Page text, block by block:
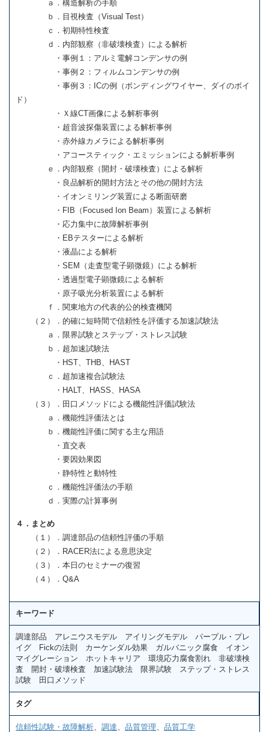
ａ．構造解析の手順
ｂ．目視検査（Visual Test）
ｃ．初期特性検査
ｄ．内部観察（非破壊検査）による解析
・事例１：アルミ電解コンデンサの例
・事例２：フィルムコンデンサの例
・事例３：ICの例（ボンディングワイヤー、ダイのボイ
ド）
・Ｘ線CT画像による解析事例
・超音波探傷装置による解析事例
・赤外線カメラによる解析事例
・アコースティック・エミッションによる解析事例
ｅ．内部観察（開封・破壊検査）による解析
・良品解析的開封方法とその他の開封方法
・イオンミリング装置による断面研磨
・FIB（Focused Ion Beam）装置による解析
・応力集中に故障解析事例
・EBテスターによる解析
・液晶による解析
・SEM（走査型電子顕微鏡）による解析
・透過型電子顕微鏡による解析
・原子吸光分析装置による解析
ｆ．関東地方の代表的公的検査機関
（２）．的確に短時間で信頼性を評価する加速試験法
ａ．限界試験とステップ・ストレス試験
ｂ．超加速試験法
・HST、THB、HAST
ｃ．超加速複合試験法
・HALT、HASS、HASA
（３）．田口メソッドによる機能性評価試験法
ａ．機能性評価法とは
ｂ．機能性評価に関する主な用語
・直交表
・要因効果図
・静特性と動特性
ｃ．機能性評価法の手順
ｄ．実際の計算事例
４．まとめ
（１）．調達部品の信頼性評価の手順
（２）．RACER法による意思決定
（３）．本日のセミナーの復習
（４）．Q&A
キーワード
調達部品 アレニウスモデル アイリングモデル パープル・プレ
イグ Fickの法則 カーケンダル効果 ガルバニック腐食 イオン
マイグレーション ホットキャリア 環境応力腐食割れ 非破壊検
査 開封・破壊検査 加速試験法 限界試験 ステップ・ストレス
試験 田口メソッド
タグ
信頼性試験・故障解析 調達 品質管理 品質工学